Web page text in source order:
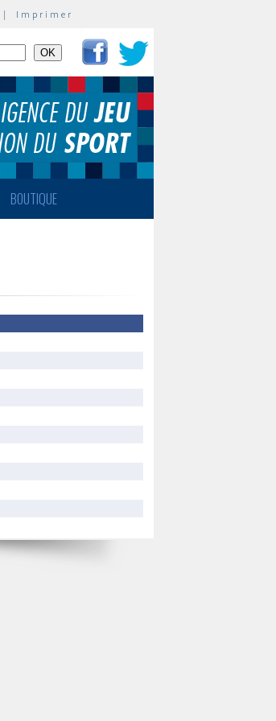
| Imprimer
BOUTIQUE